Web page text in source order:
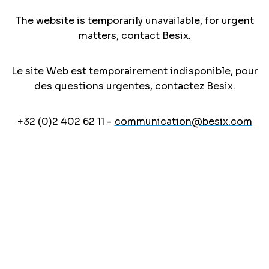
The website is temporarily unavailable, for urgent
matters, contact Besix.
Le site Web est temporairement indisponible, pour
des questions urgentes, contactez Besix.
+32 (0)2 402 62 11 - communication@besix.com